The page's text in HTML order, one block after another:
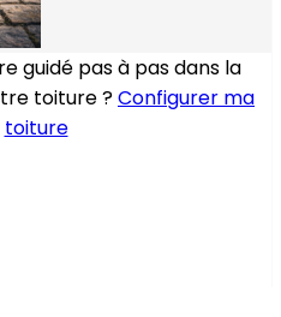
guidé pas à pas dans la
toiture ?Configurer ma
toiture